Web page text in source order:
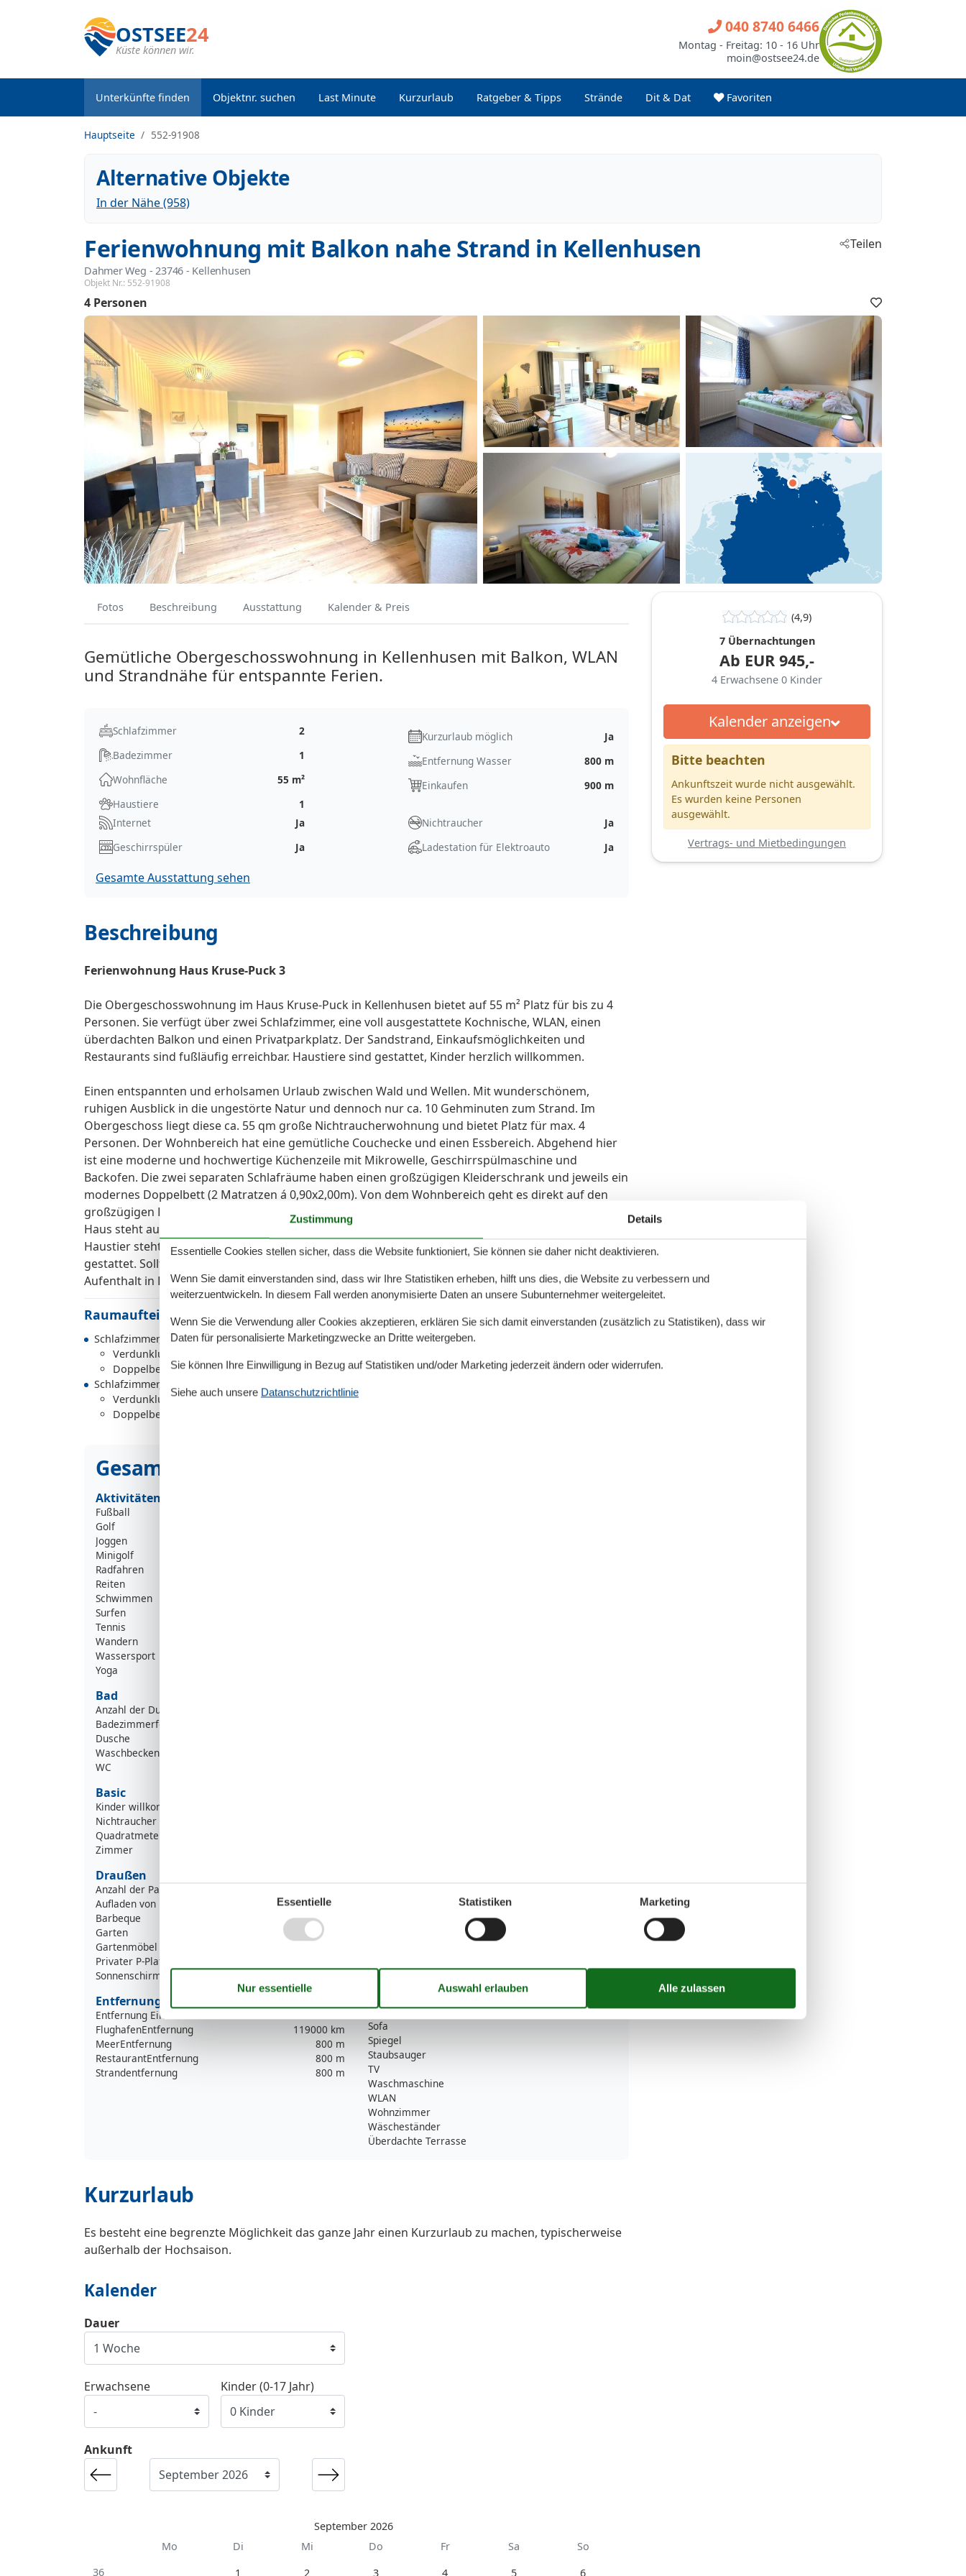
OSTSEE24
Küste können wir.
Unterkünfte finden Objektnr. suchen Last Minute Kurzurlaub Ratgeber & Tipps Strände Dit & Dat Favoriten
040 8740 6466
Montag - Freitag: 10 - 16 Uhr
moin@ostsee24.de
Hauptseite 552-91908
Alternative Objekte
In der Nähe (958)
Ferienwohnung mit Balkon nahe Strand in Kellenhusen
Dahmer Weg - 23746 - Kellenhusen
Objekt Nr.: 552-91908
Teilen
4 Personen
Fotos Beschreibung Ausstattung Kalender & Preis
Gemütliche Obergeschosswohnung in Kellenhusen mit Balkon, WLAN
und Strandnähe für entspannte Ferien.
Schlafzimmer
2
Badezimmer
1
Wohnfläche
55 m²
Haustiere
1
Kurzurlaub möglich
Ja
Entfernung Wasser
800 m
Einkaufen
900 m
Internet
Ja
Geschirrspüler
Ja
Nichtraucher
Ja
Ladestation für Elektroauto
Ja
Gesamte Ausstattung sehen
Beschreibung
Ferienwohnung Haus Kruse-Puck 3
Die Obergeschosswohnung im Haus Kruse-Puck in Kellenhusen bietet auf 55 m² Platz für bis zu 4
Personen. Sie verfügt über zwei Schlafzimmer, eine voll ausgestattete Kochnische, WLAN, einen
überdachten Balkon und einen Privatparkplatz. Der Sandstrand, Einkaufsmöglichkeiten und
Restaurants sind fußläufig erreichbar. Haustiere sind gestattet, Kinder herzlich willkommen.
Einen entspannten und erholsamen Urlaub zwischen Wald und Wellen. Mit wunderschönem,
ruhigen Ausblick in die ungestörte Natur und dennoch nur ca. 10 Gehminuten zum Strand. Im
Obergeschoss liegt diese ca. 55 qm große Nichtraucherwohnung und bietet Platz für max. 4
Personen. Der Wohnbereich hat eine gemütliche Couchecke und einen Essbereich. Abgehend hier
ist eine moderne und hochwertige Küchenzeile mit Mikrowelle, Geschirrspülmaschine und
Backofen. Die zwei separaten Schlafräume haben einen großzügigen Kleiderschrank und jeweils ein
modernes Doppelbett (2 Matratzen á 0,90x2,00m). Von dem Wohnbereich geht es direkt auf den
großzügigen Balkon von hier geht der Blick direkt in den schönen Kellenhusener Forst. Vor dem
Haus steht auch ein Grillplatz und weitere Sonnenliegen zur Verfügung. Auch dem Urlaub mit dem
Haustier steht generell nichts im Wege, denn nach Rücksprache und gegen Aufpreis sind Haustiere
gestattet. Sollte das Reisegepäck so gering wie möglich ausfallen, dann ist ein Wäschepaket für den
Aufenthalt in Kellenhusen gegen Gebühr einfach buchbar.
Raumaufteilung
Schlafzimmer, 2 Personen
Verdunklungsvorhänge, Kleiderschrank
Doppelbett (Offenes Fußteil)
Schlafzimmer, 2 Personen
Verdunklungsvorhänge, Kleiderschrank
Doppelbett (Offenes Fußteil)
Gesamte Ausstattung
Aktivitäten
Fußball
Golf
Joggen
Minigolf
Radfahren
Reiten
Schwimmen
Surfen
Tennis
Wandern
Wassersport
Yoga
Bad
Anzahl der Duschen
Badezimmerfenster
Dusche
Waschbecken
WC
Basic
Kinder willkommen
Nichtraucher
Quadratmeter
Zimmer
Draußen
Anzahl der Parkplätze
Aufladen von Elektroautos
Barbeque
Garten
Gartenmöbel
Privater P-Platz
Sonnenschirm
Entfernung
Entfernung Einkauf
FlughafenEntfernung
119000 km
MeerEntfernung
800 m
RestaurantEntfernung
800 m
Strandentfernung
800 m
Herd
Radio
Sitzgelegenheiten im Esszimmer
Sofa
Spiegel
Staubsauger
TV
Waschmaschine
WLAN
Wohnzimmer
Wäscheständer
Überdachte Terrasse
Kurzurlaub
Es besteht eine begrenzte Möglichkeit das ganze Jahr einen Kurzurlaub zu machen, typischerweise
außerhalb der Hochsaison.
Kalender
Ankunft
September 2026
Mo
Di Mi Do Fr Sa
So
36
1 2 3 4 5 6
Dauer
Erwachsene Kinder (0-17 Jahr)
(4,9)
7 Übernachtungen
Ab EUR 945,-
4 Erwachsene 0 Kinder
Kalender anzeigen
Bitte beachten
Ankunftszeit wurde nicht ausgewählt.
Es wurden keine Personen
ausgewählt.
Vertrags- und Mietbedingungen
Zustimmung Details
Essentielle Cookies stellen sicher, dass die Website funktioniert, Sie können sie daher nicht deaktivieren.
Wenn Sie damit einverstanden sind, dass wir Ihre Statistiken erheben, hilft uns dies, die Website zu verbessern und
weiterzuentwickeln. In diesem Fall werden anonymisierte Daten an unsere Subunternehmer weitergeleitet.
Wenn Sie die Verwendung aller Cookies akzeptieren, erklären Sie sich damit einverstanden (zusätzlich zu Statistiken), dass wir
Daten für personalisierte Marketingzwecke an Dritte weitergeben.
Sie können Ihre Einwilligung in Bezug auf Statistiken und/oder Marketing jederzeit ändern oder widerrufen.
Siehe auch unsere Datanschutzrichtlinie
Essentielle Statistiken Marketing